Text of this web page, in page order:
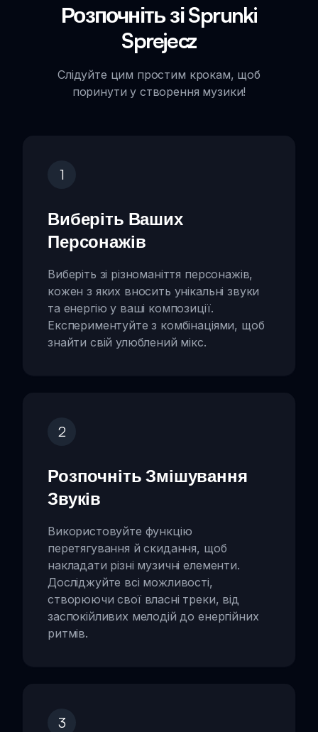
Розпочніть зі Sprunki
Sprejecz
Слідуйте цим простим крокам, щоб
поринути у створення музики!
1
Виберіть Ваших
Персонажів
Виберіть зі різноманіття персонажів,
кожен з яких вносить унікальні звуки
та енергію у ваші композиції.
Експериментуйте з комбінаціями, щоб
знайти свій улюблений мікс.
2
Розпочніть Змішування
Звуків
Використовуйте функцію
перетягування й скидання, щоб
накладати різні музичні елементи.
Досліджуйте всі можливості,
створюючи свої власні треки, від
заспокійливих мелодій до енергійних
ритмів.
3